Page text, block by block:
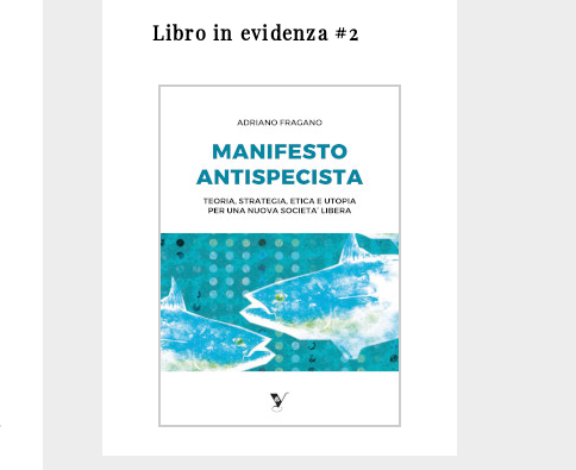
Libro in evidenza #2